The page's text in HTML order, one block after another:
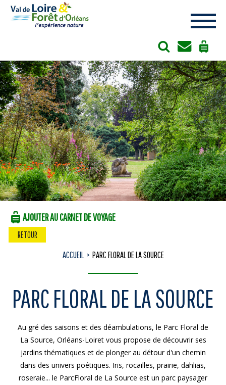
AJOUTER AU CARNET DE VOYAGE
RETOUR
ACCUEIL PARC FLORAL DE LA SOURCE
PARC FLORAL DE LA SOURCE
Au gré des saisons et des déambulations, le Parc Floral de
La Source, Orléans-Loiret vous propose de découvrir ses
jardins thématiques et de plonger au détour d'un chemin
dans des univers poétiques. Iris, rocailles, prairie, dahlias,
roseraie... le ParcFloral de La Source est un parc paysager
Cookies management panel